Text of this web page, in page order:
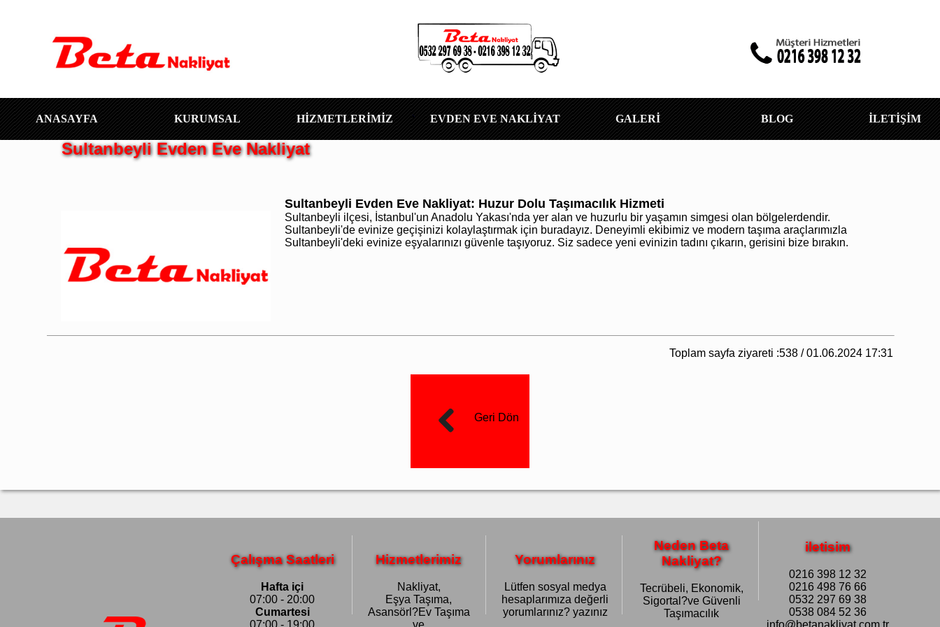
ANASAYFA KURUMSAL HİZMETLERİMİZ EVDEN EVE NAKLİYAT GALERİ BLOG İLETİŞİM
Sultanbeyli Evden Eve Nakliyat
Sultanbeyli Evden Eve Nakliyat: Huzur Dolu Taşımacılık Hizmeti
Sultanbeyli ilçesi, İstanbul'un Anadolu Yakası'nda yer alan ve huzurlu bir yaşamın simgesi olan bölgelerdendir.
Sultanbeyli'de evinize geçişinizi kolaylaştırmak için buradayız. Deneyimli ekibimiz ve modern taşıma araçlarımızla
Sultanbeyli'deki evinize eşyalarınızı güvenle taşıyoruz. Siz sadece yeni evinizin tadını çıkarın, gerisini bize bırakın.
Toplam sayfa ziyareti :538 / 01.06.2024 17:31
Geri Dön
Çalışma Saatleri
Hafta içi
07:00 - 20:00
Cumartesi
07:00 - 19:00
Hizmetlerimiz
Nakliyat,
Eşya Taşıma,
Asansörl?Ev Taşıma
ve
Yorumlarınız
Lütfen sosyal medya
hesaplarımıza değerli
yorumlarınız? yazınız
Neden Beta
Nakliyat?
Tecrübeli, Ekonomik,
Sigortal?ve Güvenli
Taşımacılık
iletisim
0216 398 12 32
0216 498 76 66
0532 297 69 38
0538 084 52 36
info@betanakliyat.com.tr